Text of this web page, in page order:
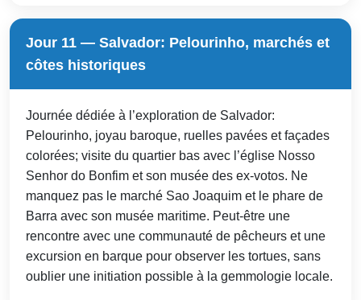
Jour 11 — Salvador: Pelourinho, marchés et
côtes historiques
Journée dédiée à l’exploration de Salvador:
Pelourinho, joyau baroque, ruelles pavées et façades
colorées; visite du quartier bas avec l’église Nosso
Senhor do Bonfim et son musée des ex-votos. Ne
manquez pas le marché Sao Joaquim et le phare de
Barra avec son musée maritime. Peut-être une
rencontre avec une communauté de pêcheurs et une
excursion en barque pour observer les tortues, sans
oublier une initiation possible à la gemmologie locale.